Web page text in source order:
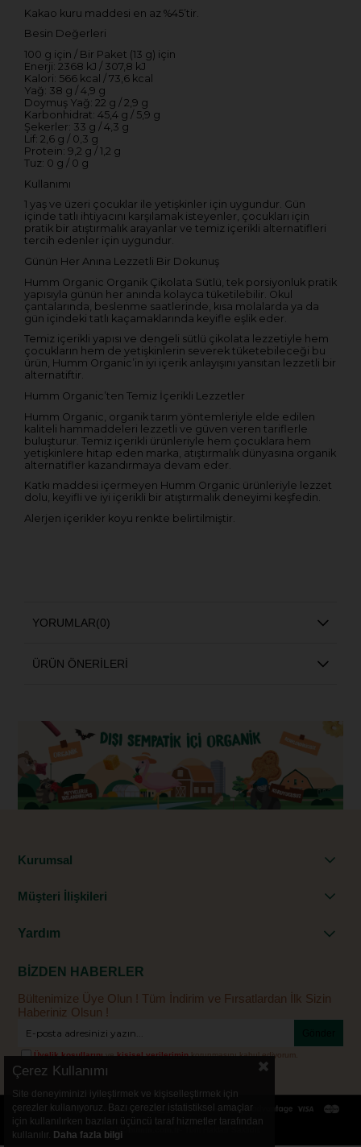
Kakao kuru maddesi en az %45’tir.
Besin Değerleri
100 g için / Bir Paket (13 g) için
Enerji: 2368 kJ / 307,8 kJ
Kalori: 566 kcal / 73,6 kcal
Yağ: 38 g / 4,9 g
Doymuş Yağ: 22 g / 2,9 g
Karbonhidrat: 45,4 g / 5,9 g
Şekerler: 33 g / 4,3 g
Lif: 2,6 g / 0,3 g
Protein: 9,2 g / 1,2 g
Tuz: 0 g / 0 g
Kullanımı
1 yaş ve üzeri çocuklar ile yetişkinler için uygundur. Gün
içinde tatlı ihtiyacını karşılamak isteyenler, çocukları için
pratik bir atıştırmalık arayanlar ve temiz içerikli alternatifleri
tercih edenler için uygundur.
Günün Her Anına Lezzetli Bir Dokunuş
Humm Organic Organik Çikolata Sütlü, tek porsiyonluk pratik
yapısıyla günün her anında kolayca tüketilebilir. Okul
çantalarında, beslenme saatlerinde, kısa molalarda ya da
gün içindeki tatlı kaçamaklarında keyifle eşlik eder.
Temiz içerikli yapısı ve dengeli sütlü çikolata lezzetiyle hem
çocukların hem de yetişkinlerin severek tüketebileceği bu
ürün, Humm Organic’in iyi içerik anlayışını yansıtan lezzetli bir
alternatiftir.
Humm Organic’ten Temiz İçerikli Lezzetler
Humm Organic, organik tarım yöntemleriyle elde edilen
kaliteli hammaddeleri lezzetli ve güven veren tariflerle
buluşturur. Temiz içerikli ürünleriyle hem çocuklara hem
yetişkinlere hitap eden marka, atıştırmalık dünyasına organik
alternatifler kazandırmaya devam eder.
Katkı maddesi içermeyen Humm Organic ürünleriyle lezzet
dolu, keyifli ve iyi içerikli bir atıştırmalık deneyimi keşfedin.
Alerjen içerikler koyu renkte belirtilmiştir.
YORUMLAR(0)
ÜRÜN ÖNERILERI
Kurumsal
Müşteri İlişkileri
Yardım
BİZDEN HABERLER
Bültenimize Üye Olun ! Tüm İndirim ve Fırsatlardan İlk Sizin
Haberiniz Olsun !
Üyelik koşullarınıvekişisel verileriminkorunmasını kabul ediyorum.
© 2025
Çerez Kullanımı
Site deneyiminizi iyileştirmek ve kişiselleştirmek için
çerezler kullanıyoruz. Bazı çerezler istatistiksel amaçlar
için kullanılırken bazıları üçüncü taraf hizmetler tarafından
kullanılır. Daha fazla bilgi